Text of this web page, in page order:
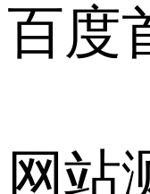
百度
网站